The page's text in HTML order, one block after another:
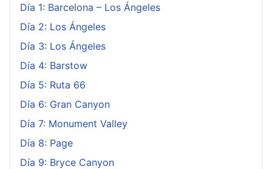
Día 1: Barcelona – Los Ángeles
Día 2: Los Ángeles
Día 3: Los Ángeles
Día 4: Barstow
Día 5: Ruta 66
Día 6: Gran Canyon
Día 7: Monument Valley
Día 8: Page
Día 9: Bryce Canyon